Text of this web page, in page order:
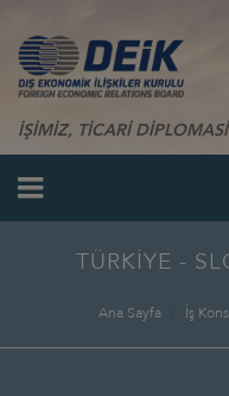
İŞİMİZ, TİCARİ DİPLOMASİ
TÜRKİYE -
Ana Sayfa İş